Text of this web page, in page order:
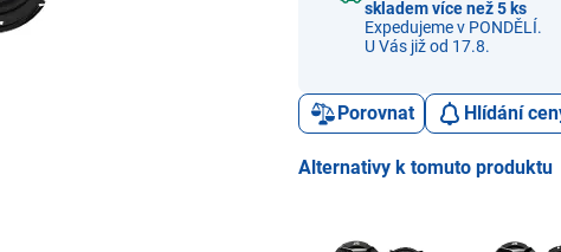
skladem více než 5 ks
Expedujeme v PONDĚLÍ.
U Vás již od 17.8.
Porovnat Hlídání
Alternativy k tomuto produktu